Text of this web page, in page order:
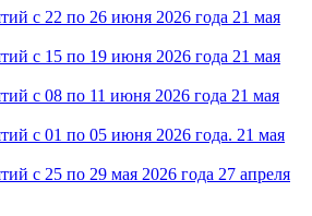
с 22 по 26 июня 2026 года 21 мая
с 15 по 19 июня 2026 года 21 мая
с 08 по 11 июня 2026 года 21 мая
с 01 по 05 июня 2026 года. 21 мая
с 25 по 29 мая 2026 года 27 апреля